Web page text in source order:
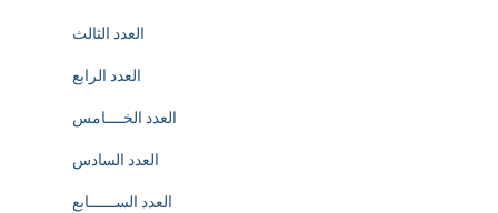
العدد الثالث
العدد الرابع
العدد الخــــامس
العدد السادس
العدد الســــــابع